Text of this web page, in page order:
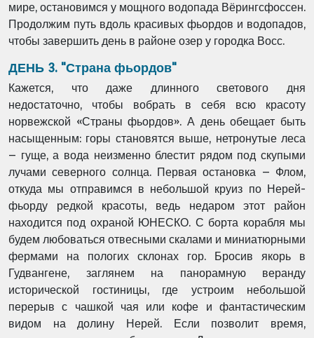
мире, остановимся у мощного водопада Вёрингсфоссен.
Продолжим путь вдоль красивых фьордов и водопадов,
чтобы завершить день в районе озер у городка Восс.
ДЕНЬ 3. "Страна фьордов"
Кажется, что даже длинного светового дня
недостаточно, чтобы вобрать в себя всю красоту
норвежской «Страны фьордов». А день обещает быть
насыщенным: горы становятся выше, нетронутые леса
– гуще, а вода неизменно блестит рядом под скупыми
лучами северного солнца. Первая остановка – Флом,
откуда мы отправимся в небольшой круиз по Нерей-
фьорду редкой красоты, ведь недаром этот район
находится под охраной ЮНЕСКО. С борта корабля мы
будем любоваться отвесными скалами и миниатюрными
фермами на пологих склонах гор. Бросив якорь в
Гудвангене, заглянем на панорамную веранду
исторической гостиницы, где устроим небольшой
перерыв с чашкой чая или кофе и фантастическим
видом на долину Нерей. Если позволит время,